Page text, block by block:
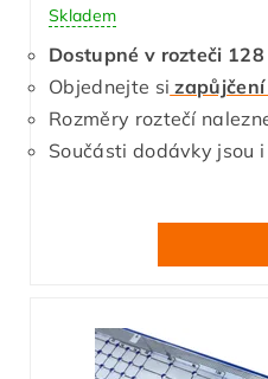
Skladem
Dostupné v rozteči 128
Objednejte si
Rozměry roztečí
Součásti dodávky jsou